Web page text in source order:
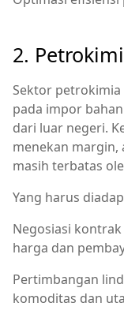
2.
Sektor
pada impor
dari luar negeri.
menekan
masih terbatas
Yang harus
Negosiasi
harga dan
Pertimbangan
komoditas dan